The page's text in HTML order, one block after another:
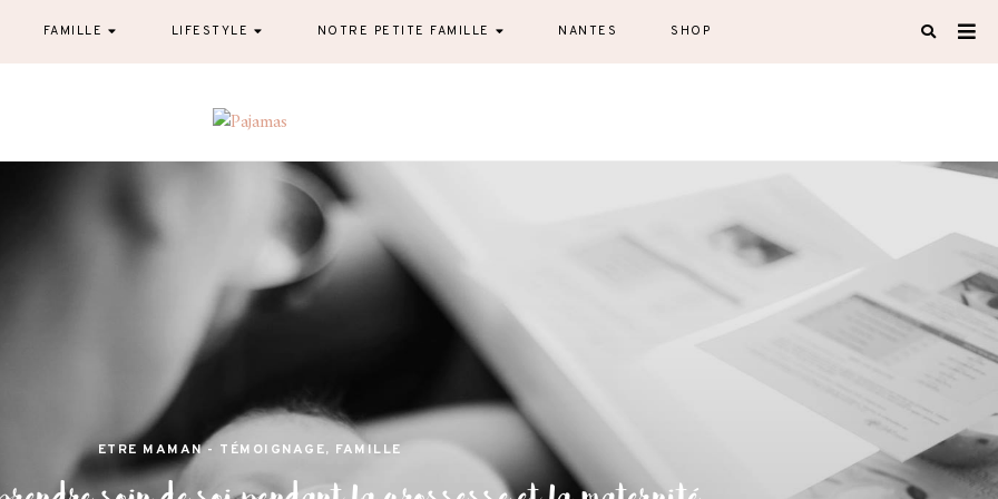
FAMILLE LIFESTYLE NOTRE PETITE FAMILLE NANTES SHOP
Pajamas
ETRE MAMAN - TÉMOIGNAGE, FAMILLE